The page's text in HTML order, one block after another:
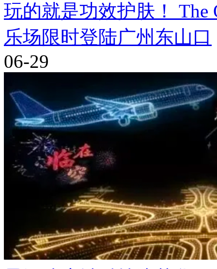
玩的就是功效护肤！ The
乐场限时登陆广州东山口
06-29